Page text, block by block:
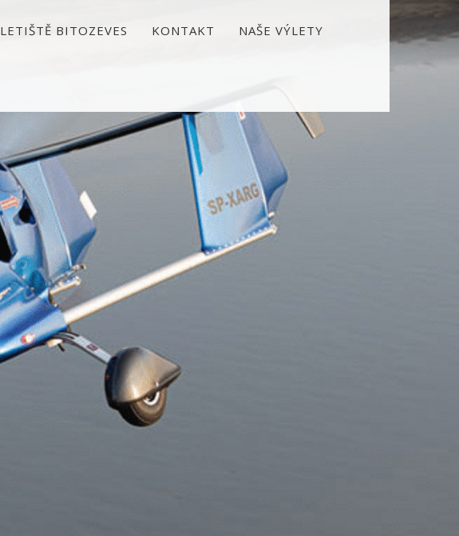
LETIŠTĚ BITOZEVES KONTAKT NAŠE VÝLETY